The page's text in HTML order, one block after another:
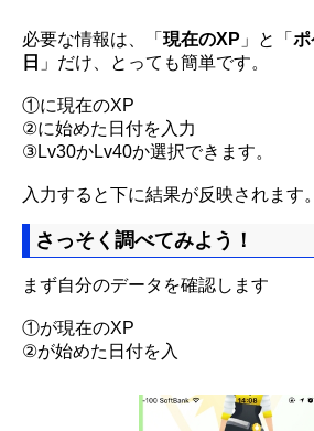
必要な情報は、「 現在のXP 」と「 ポ
日 」だけ、とっても簡単です。
①に現在のXP
②に始めた日付を入力
③Lv30かLv40か選択できます。
入力すると下に結果が反映されます。
さっそく調べてみよう！
まず自分のデータを確認します
①が現在のXP
②が始めた日付を入